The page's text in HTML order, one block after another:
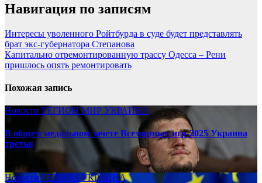
Навигация по записям
Интересы уволенного Ройтбурда в суде будет представлять
брат экс-губернатора Степанова
Капитально отремонтированную трассу Одесса – Рени
пришлось опять ремонтировать
Похожая запись
Новости РЕГИОНМИР УКРАИНА
В общем медальном зачете Всемирных игр-2025 Украина
третья
08.17.2025
НовостиРЕГИОНУКРАИНА